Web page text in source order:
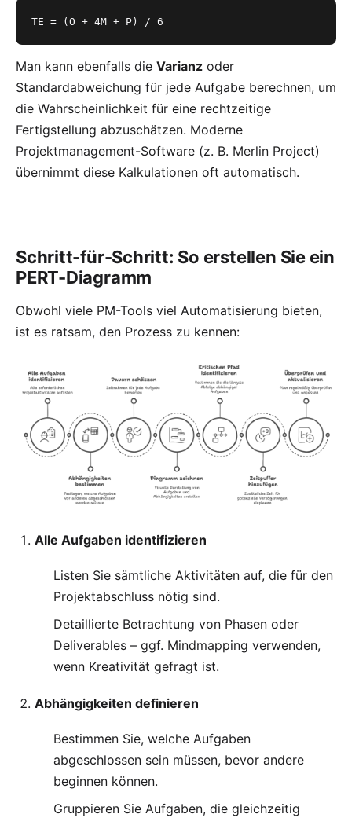
TE = (O + 4M + P) / 6
Man kann ebenfalls die Varianz oder
Standardabweichung für jede Aufgabe berechnen, um
die Wahrscheinlichkeit für eine rechtzeitige
Fertigstellung abzuschätzen. Moderne
Projektmanagement-Software (z. B. Merlin Project)
übernimmt diese Kalkulationen oft automatisch.
Schritt-für-Schritt: So erstellen Sie ein
PERT-Diagramm
Obwohl viele PM-Tools viel Automatisierung bieten,
ist es ratsam, den Prozess zu kennen:
Alle Aufgaben identifizieren
Listen Sie sämtliche Aktivitäten auf, die für den
Projektabschluss nötig sind.
Detaillierte Betrachtung von Phasen oder
Deliverables – ggf. Mindmapping verwenden,
wenn Kreativität gefragt ist.
Abhängigkeiten definieren
Bestimmen Sie, welche Aufgaben
abgeschlossen sein müssen, bevor andere
beginnen können.
Gruppieren Sie Aufgaben, die gleichzeitig